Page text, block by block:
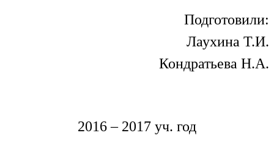
Подготовили:
Лаухина Т.И.
Кондратьева Н.А.
2016 – 2017 уч. год